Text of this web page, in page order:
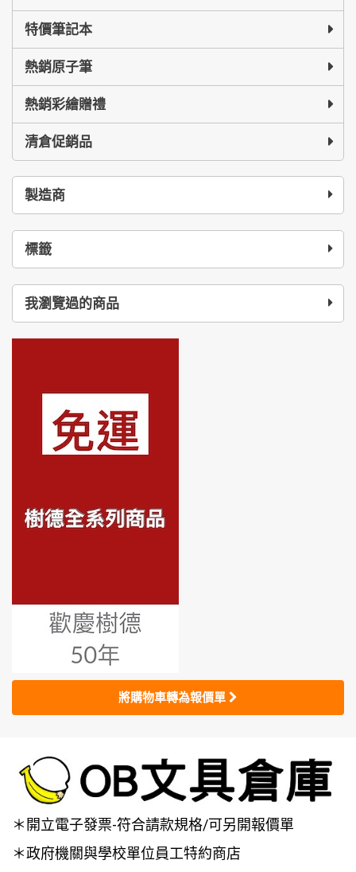
特價筆記本
熱銷原子筆
熱銷彩繪贈禮
清倉促銷品
製造商
標籤
我瀏覽過的商品
將購物車轉為報價單
＊開立電子發票-符合請款規格/可另開報價單
＊政府機關與學校單位員工特約商店